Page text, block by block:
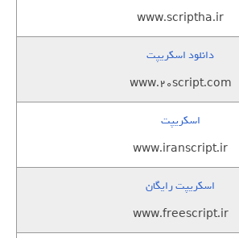
www.scriptha.ir
دانلود اسکریپت
www.20script.com
اسکریپت
www.iranscript.ir
اسکریپت رایگان
www.freescript.ir